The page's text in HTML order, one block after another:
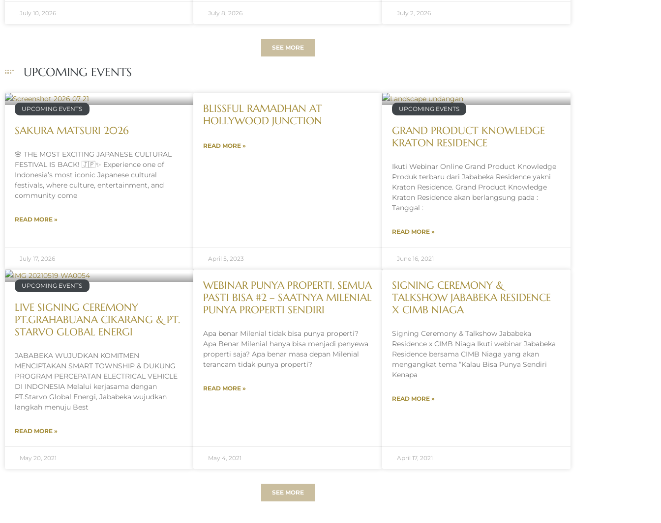
July 10, 2026 July 8, 2026 July 2, 2026
SEE MORE
UPCOMING EVENTS
UPCOMING EVENTS
SAKURA MATSURI 2026
🌸 THE MOST EXCITING JAPANESE CULTURAL
FESTIVAL IS BACK! 🇯🇵✨ Experience one of
Indonesia’s most iconic Japanese cultural
festivals, where culture, entertainment, and
community come
READ MORE »
July 17, 2026
BLISSFUL RAMADHAN AT
HOLLYWOOD JUNCTION
READ MORE »
April 5, 2023
UPCOMING EVENTS
GRAND PRODUCT KNOWLEDGE
KRATON RESIDENCE
Ikuti Webinar Online Grand Product Knowledge
Produk terbaru dari Jababeka Residence yakni
Kraton Residence. Grand Product Knowledge
Kraton Residence akan berlangsung pada :
Tanggal :
READ MORE »
June 16, 2021
UPCOMING EVENTS
LIVE SIGNING CEREMONY
PT.GRAHABUANA CIKARANG & PT.
STARVO GLOBAL ENERGI
JABABEKA WUJUDKAN KOMITMEN
MENCIPTAKAN SMART TOWNSHIP & DUKUNG
PROGRAM PERCEPATAN ELECTRICAL VEHICLE
DI INDONESIA Melalui kerjasama dengan
PT.Starvo Global Energi, Jababeka wujudkan
langkah menuju Best
READ MORE »
May 20, 2021
WEBINAR PUNYA PROPERTI, SEMUA
PASTI BISA #2 – SAATNYA MILENIAL
PUNYA PROPERTI SENDIRI
Apa benar Milenial tidak bisa punya properti?
Apa Benar Milenial hanya bisa menjadi penyewa
properti saja? Apa benar masa depan Milenial
terancam tidak punya properti?
READ MORE »
May 4, 2021
SIGNING CEREMONY &
TALKSHOW JABABEKA RESIDENCE
X CIMB NIAGA
Signing Ceremony & Talkshow Jababeka
Residence x CIMB Niaga Ikuti webinar Jababeka
Residence bersama CIMB Niaga yang akan
mengangkat tema “Kalau Bisa Punya Sendiri
Kenapa
READ MORE »
April 17, 2021
SEE MORE